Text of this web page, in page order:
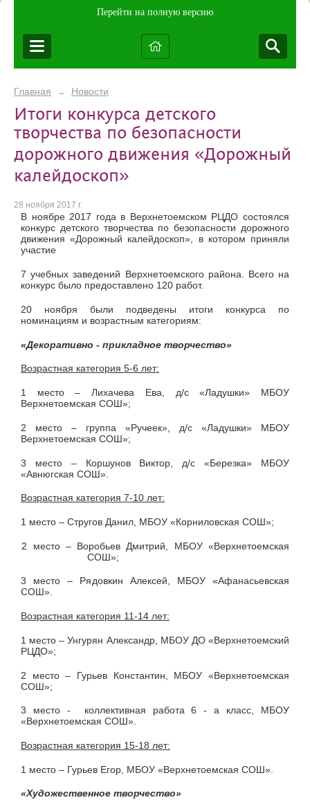
Перейти на полную версию
Главная → Новости
Итоги конкурса детского
творчества по безопасности
дорожного движения «Дорожный
калейдоскоп»
28 ноября 2017 г.
В ноябре 2017 года в Верхнетоемском РЦДО состоялся
конкурс детского творчества по безопасности дорожного
движения «Дорожный калейдоскоп», в котором приняли
участие
7 учебных заведений Верхнетоемского района. Всего на
конкурс было предоставлено 120 работ.
20 ноября были подведены итоги конкурса по
номинациям и возрастным категориям:
«Декоративно - прикладное творчество»
Возрастная категория 5-6 лет:
1 место – Лихачева Ева, д/с «Ладушки» МБОУ
Верхнетоемская СОШ»;
2 место – группа «Ручеек», д/с «Ладушки» МБОУ
Верхнетоемская СОШ»;
3 место – Коршунов Виктор, д/с «Березка» МБОУ
«Авнюгская СОШ».
Возрастная категория 7-10 лет:
1 место – Стругов Данил, МБОУ «Корниловская СОШ»;
2 место – Воробьев Дмитрий, МБОУ «Верхнетоемская
СОШ»;
3 место – Рядовкин Алексей, МБОУ «Афанасьевская
СОШ».
Возрастная категория 11-14 лет:
1 место – Унгурян Александр, МБОУ ДО «Верхнетоемский
РЦДО»;
2 место – Гурьев Константин, МБОУ «Верхнетоемская
СОШ»;
3 место -
коллективная работа 6 - а класс, МБОУ
«Верхнетоемская СОШ».
Возрастная категория 15-18 лет:
1 место – Гурьев Егор, МБОУ «Верхнетоемская СОШ».
«Художественное творчество»